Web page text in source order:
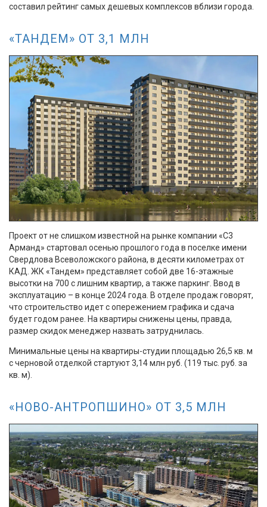
составил рейтинг самых дешевых комплексов вблизи города.
«ТАНДЕМ» ОТ 3,1 МЛН
Проект от не слишком известной на рынке компании «С3
Арманд» стартовал осенью прошлого года в поселке имени
Свердлова Всеволожского района, в десяти километрах от
КАД. ЖК «Тандем» представляет собой две 16-этажные
высотки на 700 с лишним квартир, а также паркинг. Ввод в
эксплуатацию – в конце 2024 года. В отделе продаж говорят,
что строительство идет с опережением графика и сдача
будет годом ранее. На квартиры снижены цены, правда,
размер скидок менеджер назвать затруднилась.
Минимальные цены на квартиры-студии площадью 26,5 кв. м
с черновой отделкой стартуют 3,14 млн руб. (119 тыс. руб. за
кв. м).
«НОВО-АНТРОПШИНО» ОТ 3,5 МЛН